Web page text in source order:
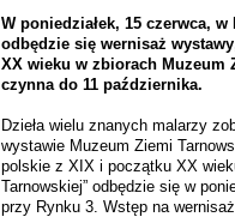
W poniedziałek, 15 czerwca,
odbędzie się wernisaż
XX wieku w zbiorach Muzeum
czynna do 11 października.
Dzieła wielu znanych malarzy
wystawie Muzeum Ziemi
polskie z XIX i początku XX
Tarnowskiej” odbędzie się w
przy Rynku 3. Wstęp na